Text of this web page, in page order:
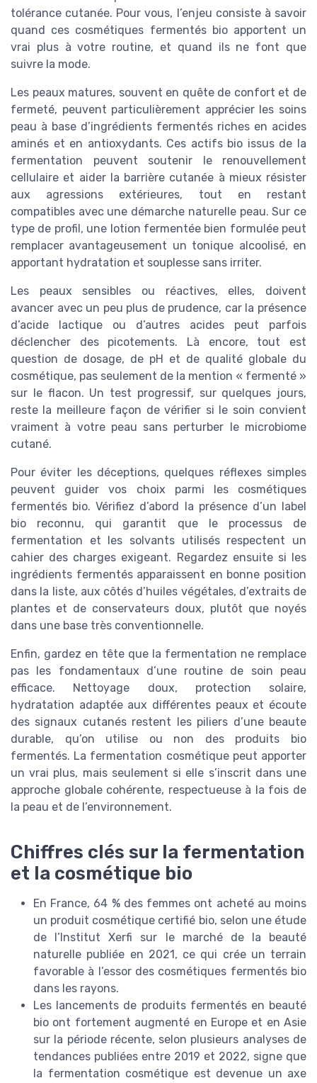
tolérance cutanée. Pour vous, l’enjeu consiste à savoir
quand ces cosmétiques fermentés bio apportent un
vrai plus à votre routine, et quand ils ne font que
suivre la mode.
Les peaux matures, souvent en quête de confort et de
fermeté, peuvent particulièrement apprécier les soins
peau à base d’ingrédients fermentés riches en acides
aminés et en antioxydants. Ces actifs bio issus de la
fermentation peuvent soutenir le renouvellement
cellulaire et aider la barrière cutanée à mieux résister
aux agressions extérieures, tout en restant
compatibles avec une démarche naturelle peau. Sur ce
type de profil, une lotion fermentée bien formulée peut
remplacer avantageusement un tonique alcoolisé, en
apportant hydratation et souplesse sans irriter.
Les peaux sensibles ou réactives, elles, doivent
avancer avec un peu plus de prudence, car la présence
d’acide lactique ou d’autres acides peut parfois
déclencher des picotements. Là encore, tout est
question de dosage, de pH et de qualité globale du
cosmétique, pas seulement de la mention « fermenté »
sur le flacon. Un test progressif, sur quelques jours,
reste la meilleure façon de vérifier si le soin convient
vraiment à votre peau sans perturber le microbiome
cutané.
Pour éviter les déceptions, quelques réflexes simples
peuvent guider vos choix parmi les cosmétiques
fermentés bio. Vérifiez d’abord la présence d’un label
bio reconnu, qui garantit que le processus de
fermentation et les solvants utilisés respectent un
cahier des charges exigeant. Regardez ensuite si les
ingrédients fermentés apparaissent en bonne position
dans la liste, aux côtés d’huiles végétales, d’extraits de
plantes et de conservateurs doux, plutôt que noyés
dans une base très conventionnelle.
Enfin, gardez en tête que la fermentation ne remplace
pas les fondamentaux d’une routine de soin peau
efficace. Nettoyage doux, protection solaire,
hydratation adaptée aux différentes peaux et écoute
des signaux cutanés restent les piliers d’une beaute
durable, qu’on utilise ou non des produits bio
fermentés. La fermentation cosmétique peut apporter
un vrai plus, mais seulement si elle s’inscrit dans une
approche globale cohérente, respectueuse à la fois de
la peau et de l’environnement.
Chiffres clés sur la fermentation
et la cosmétique bio
En France, 64 % des femmes ont acheté au moins
un produit cosmétique certifié bio, selon une étude
de l’Institut Xerfi sur le marché de la beauté
naturelle publiée en 2021, ce qui crée un terrain
favorable à l’essor des cosmétiques fermentés bio
dans les rayons.
Les lancements de produits fermentés en beauté
bio ont fortement augmenté en Europe et en Asie
sur la période récente, selon plusieurs analyses de
tendances publiées entre 2019 et 2022, signe que
la fermentation cosmétique est devenue un axe